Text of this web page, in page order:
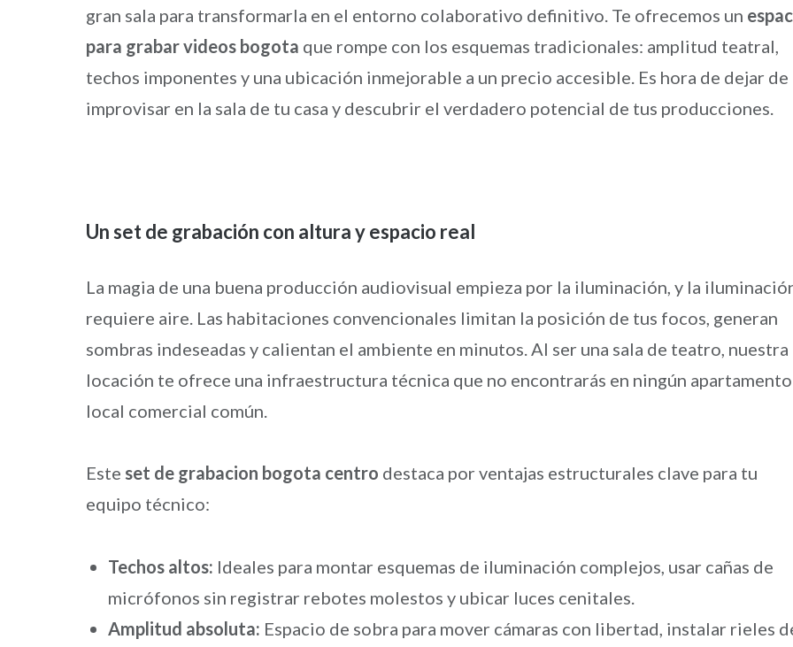
gran sala para transformarla en el entorno colaborativo definitivo. Te ofrecemos un
para grabar videos bogota que rompe con los esquemas tradicionales: amplitud teatral,
techos imponentes y una ubicación inmejorable a un precio accesible. Es hora de dejar de
improvisar en la sala de tu casa y descubrir el verdadero potencial de tus producciones.
Un set de grabación con altura y espacio real
La magia de una buena producción audiovisual empieza por la iluminación, y la
requiere aire. Las habitaciones convencionales limitan la posición de tus focos, generan
sombras indeseadas y calientan el ambiente en minutos. Al ser una sala de teatro, nuestra
locación te ofrece una infraestructura técnica que no encontrarás en ningún
local comercial común.
Este set de grabacion bogota centro destaca por ventajas estructurales clave para tu
equipo técnico:
Techos altos: Ideales para montar esquemas de iluminación complejos, usar cañas de
micrófonos sin registrar rebotes molestos y ubicar luces cenitales.
Amplitud absoluta: Espacio de sobra para mover cámaras con libertad, instalar rieles